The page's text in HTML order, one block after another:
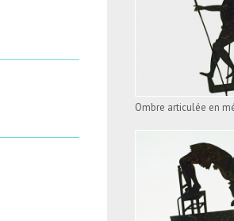
OMBRE ARTICULÉE EN
MÉTAL
Ombre articulée en
OMBRE ARTICULÉE EN